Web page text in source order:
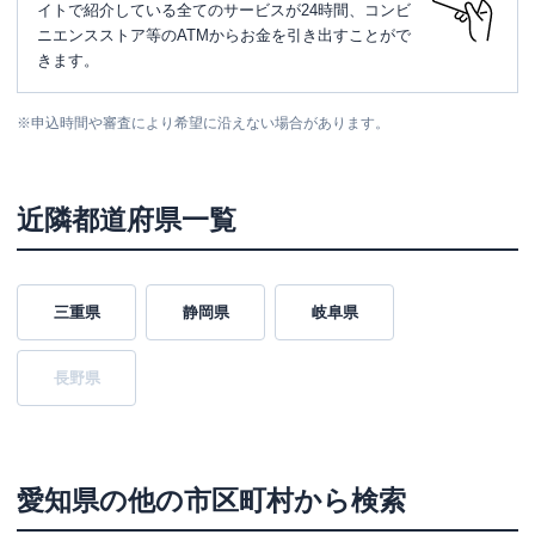
イトで紹介している全てのサービスが24時間、コンビ
ニエンスストア等のATMからお金を引き出すことがで
きます。
※申込時間や審査により希望に沿えない場合があります。
近隣都道府県一覧
三重県 静岡県 岐阜県
長野県
愛知県の他の市区町村から検索